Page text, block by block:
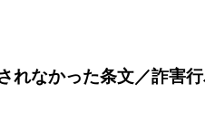
れなかった条文／詐害